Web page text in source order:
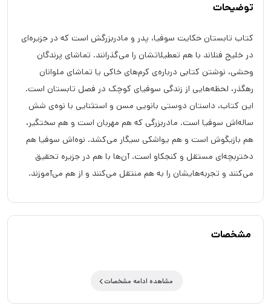
توضیحات
کتاب تابستان حکایت سوفیا، پدر و مادربزرگش است که در جزیره‌ای
در خلیج فنلاند با هم تعطیلاتشان را می‌گذرانند. تماشای پرندگان
وحشی، نوشتن کتابی درباره‌ی کرم‌های خاکی یا تماشای ملوانان‌
رهگذر، لحظه‌هایی از زندگی سوفیای کوچک در فصل تابستان است.
این کتاب، داستان دوستی بانویی مسن و استثنایی با نوه‌ی شش
ساله‌اش سوفیا است. مادربزرگی که هم مهربان است و هم سختگیر،
هم بازیگوش است و هم یواشکی سیگار می‌کشد. نوه‌اش سوفیا هم
دختربچه‌ای مستقل و کنجکاو است. آن‌ها با هم در جزیره تحقیق
می‌کنند و تجربه‌هایشان را به هم منتقل می‌کنند و از هم می‌آموزند.
مشخصات
مشاهده ادامه مشخصات